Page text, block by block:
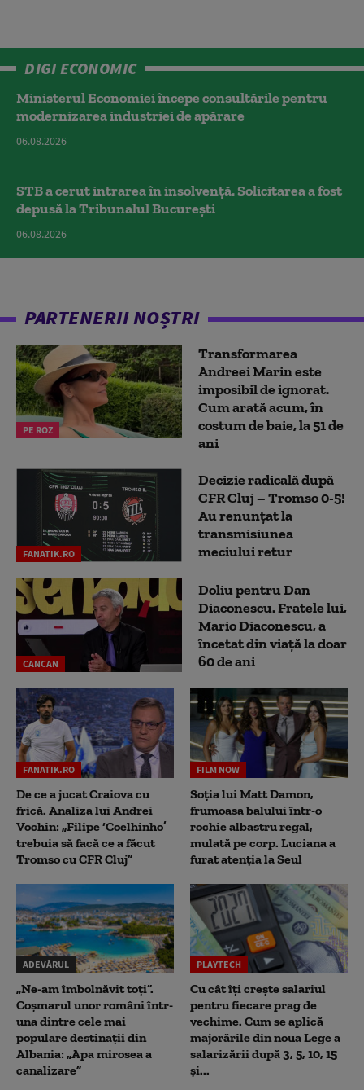
DIGI ECONOMIC
Ministerul Economiei începe consultările pentru
modernizarea industriei de apărare
06.08.2026
STB a cerut intrarea în insolvență. Solicitarea a fost
depusă la Tribunalul București
06.08.2026
PARTENERII NOȘTRI
PE ROZ
Transformarea
Andreei Marin este
imposibil de ignorat.
Cum arată acum, în
costum de baie, la 51 de
ani
FANATIK.RO
Decizie radicală după
CFR Cluj – Tromso 0-5!
Au renunțat la
transmisiunea
meciului retur
CANCAN
Doliu pentru Dan
Diaconescu. Fratele lui,
Mario Diaconescu, a
încetat din viață la doar
60 de ani
FANATIK.RO
De ce a jucat Craiova cu
frică. Analiza lui Andrei
Vochin: „Filipe ‘Coelhinho’
trebuia să facă ce a făcut
Tromso cu CFR Cluj”
FILM NOW
Soția lui Matt Damon,
frumoasa balului într-o
rochie albastru regal,
mulată pe corp. Luciana a
furat atenția la Seul
ADEVĂRUL
„Ne-am îmbolnăvit toți”.
Coșmarul unor români într-
una dintre cele mai
populare destinații din
Albania: „Apa mirosea a
canalizare”
PLAYTECH
Cu cât îți crește salariul
pentru fiecare prag de
vechime. Cum se aplică
majorările din noua Lege a
salarizării după 3, 5, 10, 15
și...